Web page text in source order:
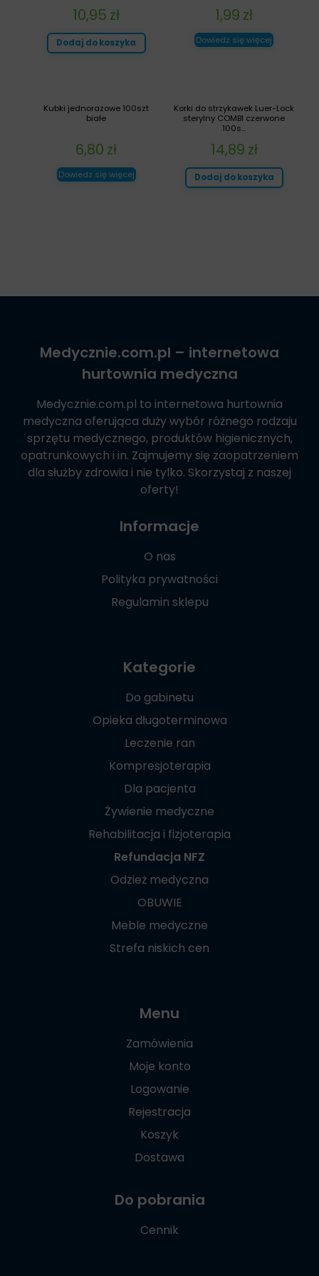
1,99 zł
Dowiedz się więcej
10,95 zł
Dodaj do koszyka
Korki do strzykawek Luer-Lock
sterylny COMBI czerwone
100s...
14,89 zł
Dodaj do koszyka
Kubki jednorazowe 100szt
białe
6,80 zł
Dowiedz się więcej
Medycznie.com.pl – internetowa
hurtownia medyczna
Medycznie.com.pl to internetowa hurtownia
medyczna oferująca duży wybór różnego rodzaju
sprzętu medycznego, produktów higienicznych,
opatrunkowych i in. Zajmujemy się zaopatrzeniem
dla służby zdrowia i nie tylko. Skorzystaj z naszej
oferty!
Informacje
O nas
Polityka prywatności
Regulamin sklepu
Kategorie
Do gabinetu
Opieka długoterminowa
Leczenie ran
Kompresjoterapia
Dla pacjenta
Żywienie medyczne
Rehabilitacja i fizjoterapia
Refundacja NFZ
Odzież medyczna
OBUWIE
Meble medyczne
Strefa niskich cen
Menu
Zamówienia
Moje konto
Logowanie
Rejestracja
Koszyk
Dostawa
Do pobrania
Cennik